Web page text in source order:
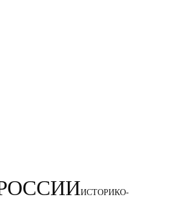
ИСТОРИКО-